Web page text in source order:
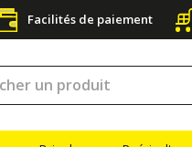
Facilités de paiement